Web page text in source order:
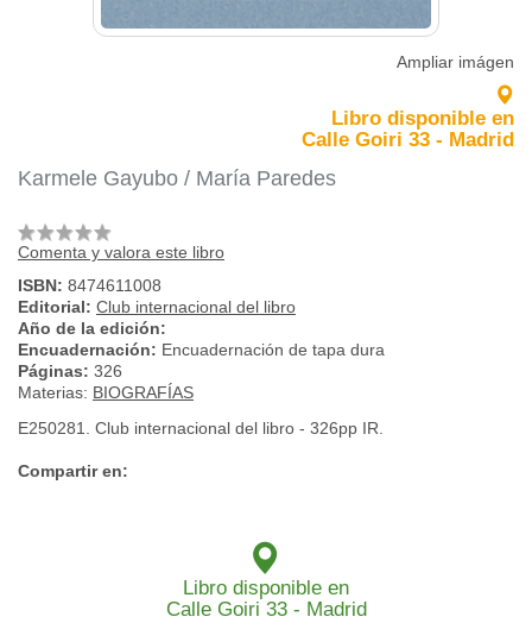
Ampliar imágen
Libro disponible en
Calle Goiri 33 - Madrid
Karmele Gayubo / María Paredes
Comenta y valora este libro
ISBN: 8474611008
Editorial: Club internacional del libro
Año de la edición:
Encuadernación: Encuadernación de tapa dura
Páginas: 326
Materias: BIOGRAFÍAS
E250281. Club internacional del libro - 326pp IR.
Compartir en:
Libro disponible en
Calle Goiri 33 - Madrid